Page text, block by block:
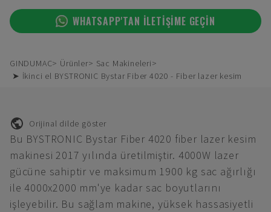
WHATSAPP'TAN ILETIŞIME GEÇIN
GINDUMAC Ürünler
Sac Makineleri
➤ İkinci el BYSTRONIC Bystar Fiber 4020 - Fiber lazer kesim
Orijinal dilde göster
Bu BYSTRONIC Bystar Fiber 4020 fiber lazer kesim
makinesi 2017 yılında üretilmiştir. 4000W lazer
gücüne sahiptir ve maksimum 1900 kg sac ağırlığı
ile 4000x2000 mm'ye kadar sac boyutlarını
işleyebilir. Bu sağlam makine, yüksek hassasiyetli